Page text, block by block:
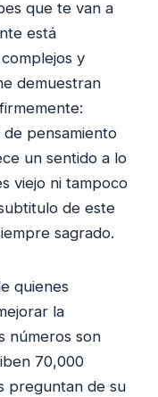
que te van a
está
y
demuestran
pensamiento
un sentido a lo
viejo ni tampoco
de este
sagrado.
quienes
la
números son
70,000
preguntan de su